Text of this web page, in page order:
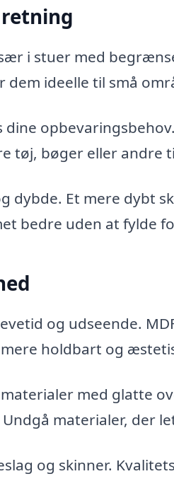
i stuer med
ideelle til små
tøj, bøger eller andre
dybde. Et mere dybt
bedre uden at fylde
og udseende.
holdbart og
med glatte
materialer, der
og skinner.